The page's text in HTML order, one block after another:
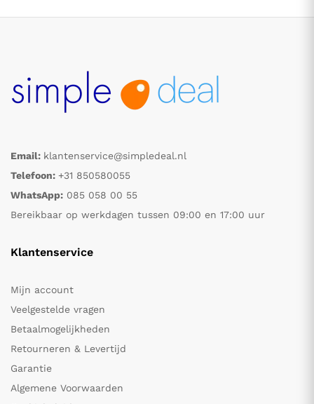
Email: klantenservice@simpledeal.nl
Telefoon: +31 850580055
WhatsApp: 085 058 00 55
Bereikbaar op werkdagen tussen 09:00 en 17:00 uur
Klantenservice
Mijn account
Veelgestelde vragen
Betaalmogelijkheden
Retourneren & Levertijd
Garantie
Algemene Voorwaarden